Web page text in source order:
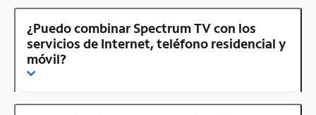
¿Puedo combinar Spectrum TV con los
servicios de Internet, teléfono residencial y
móvil?